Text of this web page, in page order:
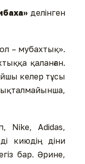
делінген
ол – мубахтық».
қаланған.
келер тұсы
Nike, Аdidas,
киюдің діни
бар. Әрине,